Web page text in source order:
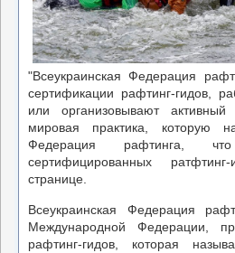
"Всеукраинская Федерация
сертификации рафтинг-гидов,
или организовывают
мировая практика, которую
Федерация рафтинга,
сертифицированных ратфтинг-
странице.
Всеукраинская Федерация
Международной Федерации,
рафтинг-гидов, которая